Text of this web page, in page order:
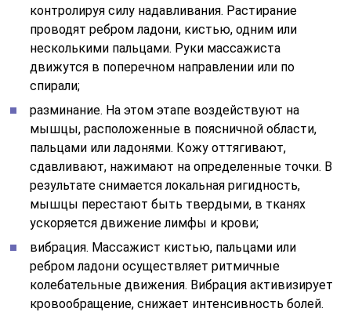
контролируя силу надавливания. Растирание
проводят ребром ладони, кистью, одним или
несколькими пальцами. Руки массажиста
движутся в поперечном направлении или по
спирали;
разминание. На этом этапе воздействуют на
мышцы, расположенные в поясничной области,
пальцами или ладонями. Кожу оттягивают,
сдавливают, нажимают на определенные точки. В
результате снимается локальная ригидность,
мышцы перестают быть твердыми, в тканях
ускоряется движение лимфы и крови;
вибрация. Массажист кистью, пальцами или
ребром ладони осуществляет ритмичные
колебательные движения. Вибрация активизирует
кровообращение, снижает интенсивность болей.